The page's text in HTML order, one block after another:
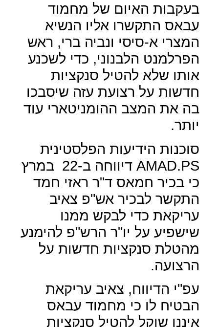
בעקבות האיום של מחמוד
עבאס התקשרו אליו הנשיא
המצרי א-סיסי ונביה ברי, ראש
הפרלמנט הלבנוני, כדי לשכנע
אותו שלא להטיל סנקציות
חדשות על רצועת עזה שיסבכו
בה את המצב ההומניטארי עוד
יותר.
סוכנות הידיעות הפלסטינית
AMAD.PS דיווחה ב-22
במרץ
כי בכיר חמאס ד"ר ראזי חמד
התקשר לבכיר אש"פ צאיב
עריקאת כדי לבקש ממנו
שישפיע על יו"ר הרש"פ להימנע
מהטלת סנקציות חדשות על
הרצועה.
עפ"י הדיווח, צאיב עריקאת
הבטיח לו כי מחמוד עבאס
איננו שוקל להטיל סנקציות